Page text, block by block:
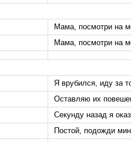
Мама, посмотри на
Мама, посмотри на
Я врубился, иду за
Оставляю их
Секунду назад я
Постой, подожди